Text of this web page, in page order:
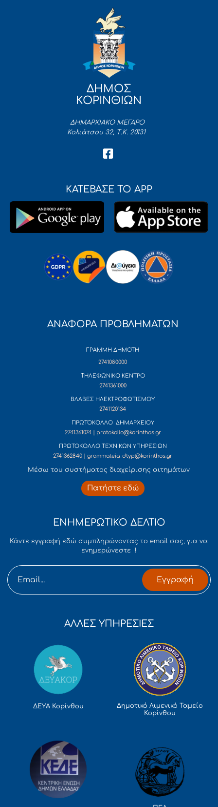
ΔΗΜΟΣ
ΚΟΡΙΝΘΙΩΝ
ΔΗΜΑΡΧΙΑΚΟ ΜΕΓΑΡΟ
Κολιάτσου 32, Τ.Κ. 20131
ΚΑΤΕΒΑΣΕ ΤΟ APP
ΑΝΑΦΟΡΑ ΠΡΟΒΛΗΜΑΤΩΝ
ΓΡΑΜΜΗ ΔΗΜΟΤΗ
2741080000
ΤΗΛΕΦΩΝΙΚΟ ΚΕΝΤΡΟ
2741361000
ΒΛΑΒΕΣ ΗΛΕΚΤΡΟΦΩΤΙΣΜΟΥ
2741120134
ΠΡΩΤΟΚΟΛΛΟ ΔΗΜΑΡΧΕΙΟΥ
2741361074 | protokollo@korinthos.gr
ΠΡΩΤΟΚΟΛΛΟ ΤΕΧΝΙΚΩΝ ΥΠΗΡΕΣΙΩΝ
2741362840 | grammateia_dtyp@korinthos.gr
Mέσω του συστήματος διαχείρισης αιτημάτων
Πατήστε εδώ
ΕΝΗΜΕΡΩΤΙΚΟ ΔΕΛΤΙΟ
Κάντε εγγραφή εδώ συμπληρώνοντας το email σας, για να
ενημερώνεστε !
Εγγραφή
ΑΛΛΕΣ ΥΠΗΡΕΣΙΕΣ
ΔΕΥΑ Κορίνθου
Δημοτικό Λιμενικό Ταμείο
Κορίνθου